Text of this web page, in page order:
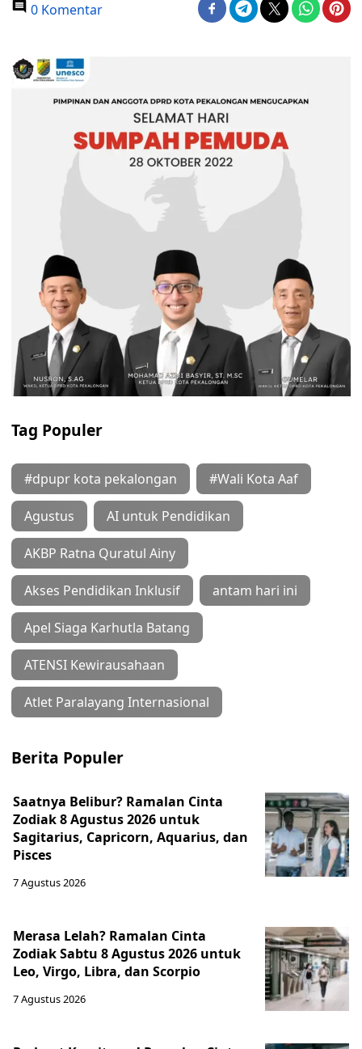
0 Komentar
Tag Populer
#dpupr kota pekalongan #Wali Kota Aaf
Agustus AI untuk Pendidikan
AKBP Ratna Quratul Ainy
Akses Pendidikan Inklusif antam hari ini
Apel Siaga Karhutla Batang
ATENSI Kewirausahaan
Atlet Paralayang Internasional
Berita Populer
Saatnya Belibur? Ramalan Cinta
Zodiak 8 Agustus 2026 untuk
Sagitarius, Capricorn, Aquarius, dan
Pisces
7 Agustus 2026
Merasa Lelah? Ramalan Cinta
Zodiak Sabtu 8 Agustus 2026 untuk
Leo, Virgo, Libra, dan Scorpio
7 Agustus 2026